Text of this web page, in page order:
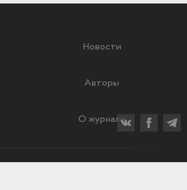
Новости
Авторы
О журнале